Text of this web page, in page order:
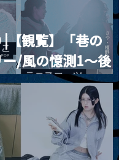
観覧】「巷の
/風の憶測1～後
ースティック
とテニスコー